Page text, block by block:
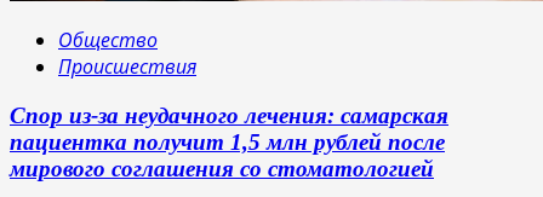
Общество
Происшествия
Спор из-за неудачного лечения: самарская
пациентка получит 1,5 млн рублей после
мирового соглашения со стоматологией